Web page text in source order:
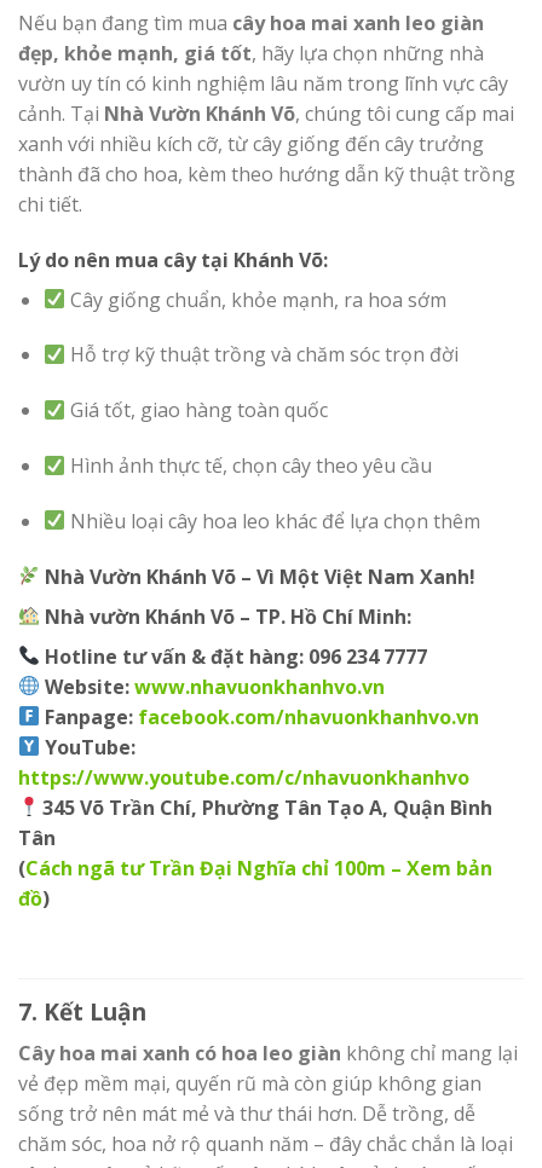
Nếu bạn đang tìm mua cây hoa mai xanh leo giàn
đẹp, khỏe mạnh, giá tốt, hãy lựa chọn những nhà
vườn uy tín có kinh nghiệm lâu năm trong lĩnh vực cây
cảnh. Tại Nhà Vườn Khánh Võ, chúng tôi cung cấp mai
xanh với nhiều kích cỡ, từ cây giống đến cây trưởng
thành đã cho hoa, kèm theo hướng dẫn kỹ thuật trồng
chi tiết.
Lý do nên mua cây tại Khánh Võ:
Cây giống chuẩn, khỏe mạnh, ra hoa sớm
Hỗ trợ kỹ thuật trồng và chăm sóc trọn đời
Giá tốt, giao hàng toàn quốc
Hình ảnh thực tế, chọn cây theo yêu cầu
Nhiều loại cây hoa leo khác để lựa chọn thêm
Nhà Vườn Khánh Võ – Vì Một Việt Nam Xanh!
Nhà vườn Khánh Võ – TP. Hồ Chí Minh:
Hotline tư vấn & đặt hàng: 096 234 7777
Website:www.nhavuonkhanhvo.vn
Fanpage: facebook.com/nhavuonkhanhvo.vn
YouTube:
https://www.youtube.com/c/nhavuonkhanhvo
345 Võ Trần Chí, Phường Tân Tạo A, Quận Bình
Tân
(Cách ngã tư Trần Đại Nghĩa chỉ 100m – Xem bản
đồ)
7. Kết Luận
Cây hoa mai xanh có hoa leo giàn không chỉ mang lại
vẻ đẹp mềm mại, quyến rũ mà còn giúp không gian
sống trở nên mát mẻ và thư thái hơn. Dễ trồng, dễ
chăm sóc, hoa nở rộ quanh năm – đây chắc chắn là loại